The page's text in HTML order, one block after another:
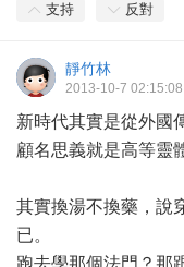
支持 反對
靜竹林
2013-10-7 02:15:08
新時代其實是從外國
顧名思義就是高等靈
其實換湯不換藥，說
已。
跑去學那個法門？那